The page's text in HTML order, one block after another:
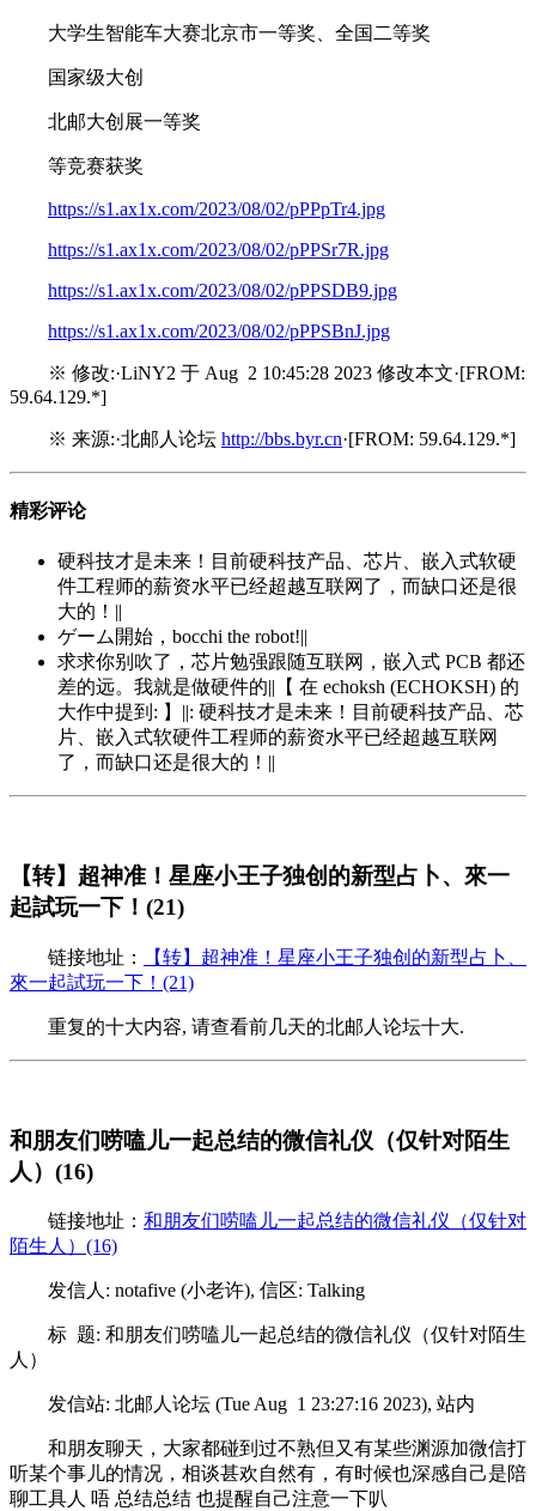
大学生智能车大赛北京市一等奖、全国二等奖
国家级大创
北邮大创展一等奖
等竞赛获奖
https://s1.ax1x.com/2023/08/02/pPPpTr4.jpg
https://s1.ax1x.com/2023/08/02/pPPSr7R.jpg
https://s1.ax1x.com/2023/08/02/pPPSDB9.jpg
https://s1.ax1x.com/2023/08/02/pPPSBnJ.jpg
※ 修改:·LiNY2 于 Aug 2 10:45:28 2023 修改本文·[FROM:
59.64.129.*]
※ 来源:·北邮人论坛 http://bbs.byr.cn·[FROM: 59.64.129.*]
精彩评论
硬科技才是未来！目前硬科技产品、芯片、嵌入式软硬
件工程师的薪资水平已经超越互联网了，而缺口还是很
大的！||
ゲーム開始，bocchi the robot!||
求求你别吹了，芯片勉强跟随互联网，嵌入式 PCB 都还
差的远。我就是做硬件的||【 在 echoksh (ECHOKSH) 的
大作中提到: 】||: 硬科技才是未来！目前硬科技产品、芯
片、嵌入式软硬件工程师的薪资水平已经超越互联网
了，而缺口还是很大的！||
【转】超神准！星座小王子独创的新型占卜、來一
起試玩一下！(21)
链接地址：
【转】超神准！星座小王子独创的新型占卜、
來一起試玩一下！(21)
重复的十大内容, 请查看前几天的北邮人论坛十大.
和朋友们唠嗑儿一起总结的微信礼仪（仅针对陌生
人）(16)
链接地址： 和朋友们唠嗑儿一起总结的微信礼仪（仅针对
陌生人）(16)
发信人: notafive (小老许), 信区: Talking
标 题: 和朋友们唠嗑儿一起总结的微信礼仪（仅针对陌生
人）
发信站: 北邮人论坛 (Tue Aug 1 23:27:16 2023), 站内
和朋友聊天，大家都碰到过不熟但又有某些渊源加微信打
听某个事儿的情况，相谈甚欢自然有，有时候也深感自己是陪
聊工具人 唔 总结总结 也提醒自己注意一下叭